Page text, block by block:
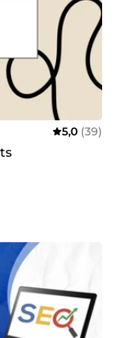
5,0 (39)